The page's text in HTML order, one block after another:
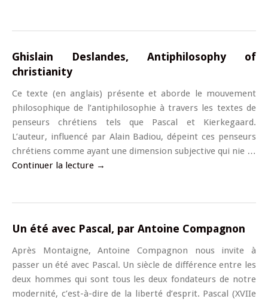
Ghislain Deslandes, Antiphilosophy of
christianity
Ce texte (en anglais) présente et aborde le mouvement
philosophique de l’antiphilosophie à travers les textes de
penseurs chrétiens tels que Pascal et Kierkegaard.
L’auteur, influencé par Alain Badiou, dépeint ces penseurs
chrétiens comme ayant une dimension subjective qui nie …
Continuer la lecture →
Un été avec Pascal, par Antoine Compagnon
Après Montaigne, Antoine Compagnon nous invite à
passer un été avec Pascal. Un siècle de différence entre les
deux hommes qui sont tous les deux fondateurs de notre
modernité, c’est-à-dire de la liberté d’esprit. Pascal (XVIIe